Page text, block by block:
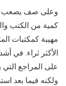
وعلى صف يصعب
كمية من الكتب
مهيبة كمكتبات
الأكثر ثراء. في
على المراجع التي
ولكنه فيما بعد